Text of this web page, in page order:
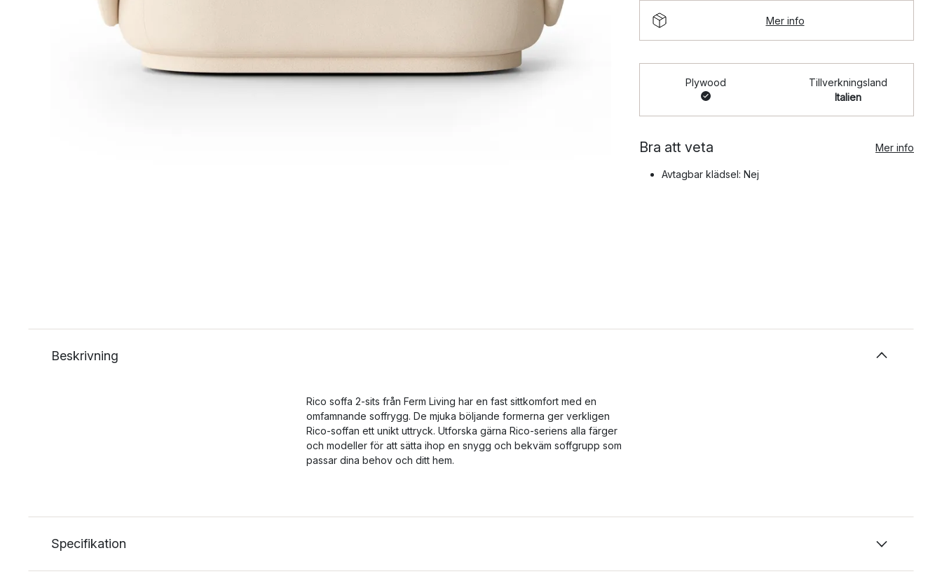
Mer info
Plywood
Tillverkningsland
Italien
Bra att veta Mer info
Avtagbar klädsel: Nej
Beskrivning
Rico soffa 2-sits från Ferm Living har en fast sittkomfort med en
omfamnande soffrygg. De mjuka böljande formerna ger verkligen
Rico-soffan ett unikt uttryck. Utforska gärna Rico-seriens alla färger
och modeller för att sätta ihop en snygg och bekväm soffgrupp som
passar dina behov och ditt hem.
Specifikation